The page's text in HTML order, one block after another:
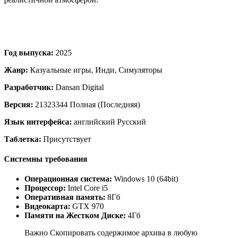
Год выпуска: 2025
Жанр: Казуальные игры, Инди, Симуляторы
Разработчик: Dansan Digital
Версия: 21323344 Полная (Последняя)
Язык интерфейса: английский Русский
Таблетка: Присутствует
Системны требования
Операционная система: Windows 10 (64bit)
Процессор: Intel Core i5
Оперативная память: 8Гб
Видеокарта: GTX 970
Памяти на Жестком Диске: 4Гб
Важно Скопировать содержимое архива в любую